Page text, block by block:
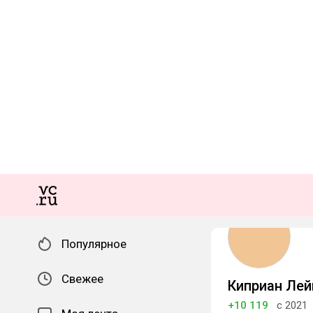
Популярное
Свежее Киприан
+10 119 с 2021